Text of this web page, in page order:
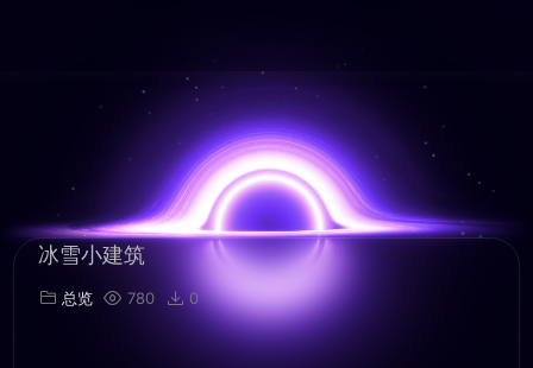
冰雪小建筑
总览 780 0